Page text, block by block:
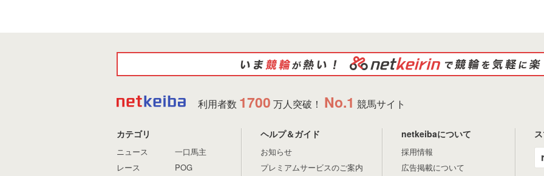
利用者数 1700 万人突破！ No.1 競馬サイト
カテゴリ
ニュース
レース
一口馬主
POG
ヘルプ＆ガイド
お知らせ
プレミアムサービスのご案内
netkeibaについて
採用情報
広告掲載について